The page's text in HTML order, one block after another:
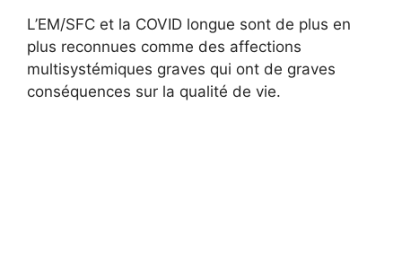
L’EM/SFC et la COVID longue sont de plus en
plus reconnues comme des affections
multisystémiques graves qui ont de graves
conséquences sur la qualité de vie.